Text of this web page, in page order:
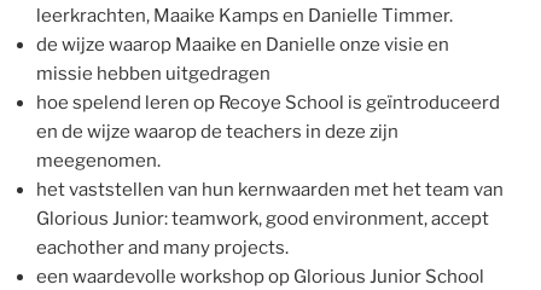
leerkrachten, Maaike Kamps en Danielle Timmer.
de wijze waarop Maaike en Danielle onze visie en
missie hebben uitgedragen
hoe spelend leren op Recoye School is geïntroduceerd
en de wijze waarop de teachers in deze zijn
meegenomen.
het vaststellen van hun kernwaarden met het team van
Glorious Junior: teamwork, good environment, accept
eachother and many projects.
een waardevolle workshop op Glorious Junior School